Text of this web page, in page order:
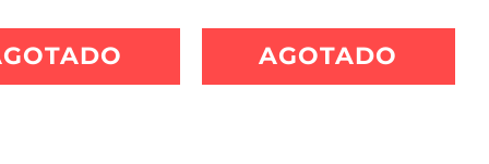
AGOTADO